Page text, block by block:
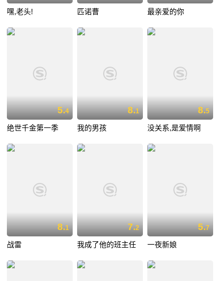
嘿,老头! 匹诺曹 最亲爱的你
5.4
绝世千金第一季
8.1
我的男孩
8.5
没关系,是爱情啊
8.1
战雷
7.2
我成了他的班主任
5.7
一夜新娘